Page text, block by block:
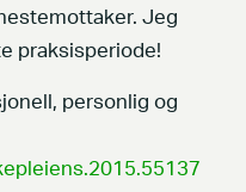
Jeg
praksisperiode!
personlig og